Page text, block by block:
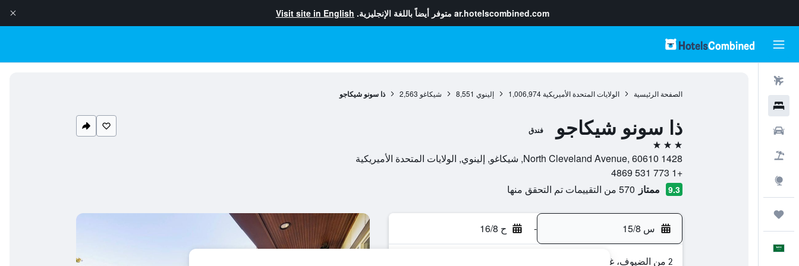
ar.hotelscombined.com متوفر أيضاً باللغة الإنجليزية. Visit site in English
الصفحة الرئيسية الولايات المتحدة الأميريكية 1,006,974 إلينوي 8,551 شيكاغو 2,563 ذا سونو شيكاجو
ذا سونو شيكاجو فندق
3 نجوم
1428 North Cleveland Avenue, 60610, شيكاغو, إلينوي, الولايات المتحدة الأميريكية
+1 773 531 4869
9.3 ممتاز 570 من التقييمات تم التحقق منها
س 15/8 - ح 16/8
2 من الضيوف، غرفة واحدة